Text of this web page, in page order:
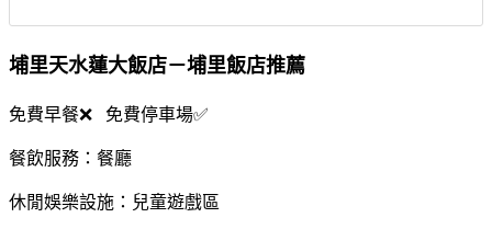
埔里天水蓮大飯店－埔里飯店推薦
免費早餐❌ 免費停車場✅
餐飲服務：餐廳
休閒娛樂設施：兒童遊戲區